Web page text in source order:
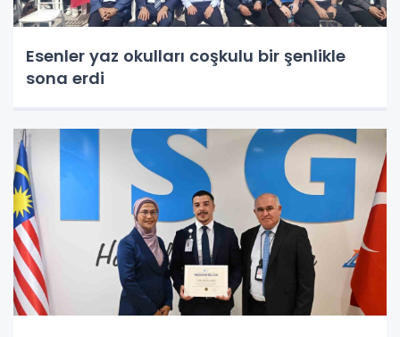
Esenler yaz okulları coşkulu bir şenlikle
sona erdi